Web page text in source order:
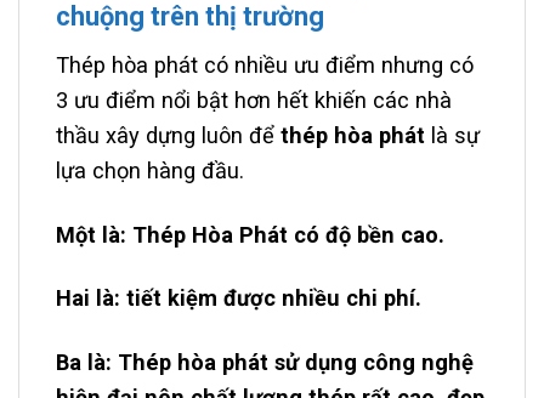
chuộng trên thị trường
Thép hòa phát có nhiều ưu điểm nhưng có
3 ưu điểm nổi bật hơn hết khiến các nhà
thầu xây dựng luôn để thép hòa phát là sự
lựa chọn hàng đầu.
Một là: Thép Hòa Phát có độ bền cao.
Hai là: tiết kiệm được nhiều chi phí.
Ba là: Thép hòa phát sử dụng công nghệ